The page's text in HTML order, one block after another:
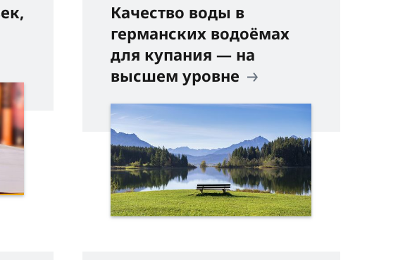
Качество воды в
германских водоёмах
для купания — на
высшем уровне